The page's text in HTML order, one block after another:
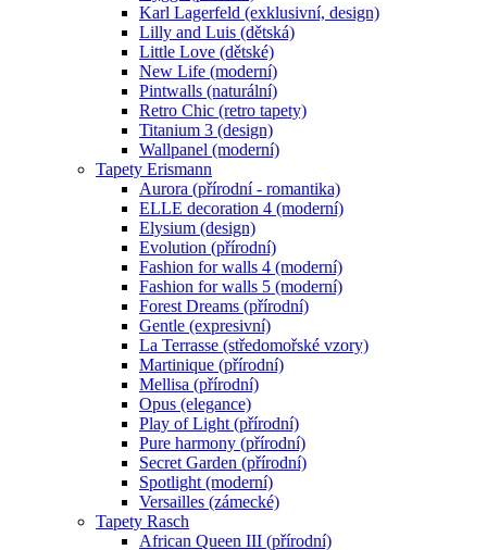
Karl Lagerfeld (exklusivní, design)
Lilly and Luis (dětská)
Little Love (dětské)
New Life (moderní)
Pintwalls (naturální)
Retro Chic (retro tapety)
Titanium 3 (design)
Wallpanel (moderní)
Tapety Erismann
Aurora (přírodní - romantika)
ELLE decoration 4 (moderní)
Elysium (design)
Evolution (přírodní)
Fashion for walls 4 (moderní)
Fashion for walls 5 (moderní)
Forest Dreams (přírodní)
Gentle (expresivní)
La Terrasse (středomořské vzory)
Martinique (přírodní)
Mellisa (přírodní)
Opus (elegance)
Play of Light (přírodní)
Pure harmony (přírodní)
Secret Garden (přírodní)
Spotlight (moderní)
Versailles (zámecké)
Tapety Rasch
African Queen III (přírodní)